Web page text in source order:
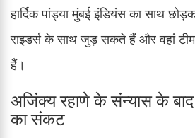
हार्दिक पांड्या मुंबई इंडियंस का साथ
राइडर्स के साथ जुड़ सकते हैं और वहां
हैं।
अजिंक्य रहाणे के संन्यास के
का संकट